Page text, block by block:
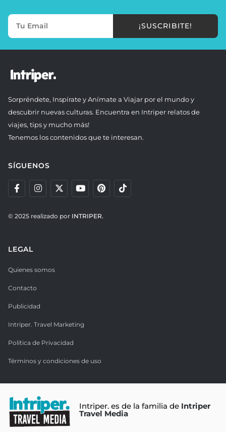
¡SUSCRIBITE!
Sorpréndete, Inspírate y Anímate a Viajar por el mundo y
descubrir nuevas culturas. Encuentra en Intriper relatos de
viajes, tips y mucho más!
Tenemos los contenidos que te interesan.
SÍGUENOS
© 2025 realizado por INTRIPER.
LEGAL
Quienes somos
Contacto
Publicidad
Intriper. Travel Marketing
Política de Privacidad
Términos y condiciones de uso
Intriper. es de la familia de Intriper
Travel Media